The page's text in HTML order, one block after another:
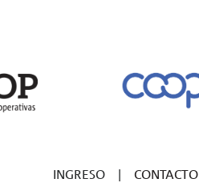
INGRESO | CONTACTO